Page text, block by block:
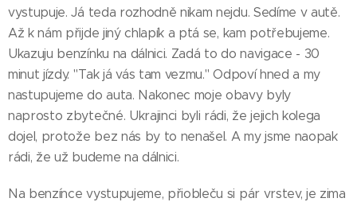
vystupuje. Já teda rozhodně nikam nejdu. Sedíme v autě.
Až k nám přijde jiný chlapík a ptá se, kam potřebujeme.
Ukazuju benzínku na dálnici. Zadá to do navigace - 30
minut jízdy. "Tak já vás tam vezmu." Odpoví hned a my
nastupujeme do auta. Nakonec moje obavy byly
naprosto zbytečné. Ukrajinci byli rádi, že jejich kolega
dojel, protože bez nás by to nenašel. A my jsme naopak
rádi, že už budeme na dálnici.
Na benzínce vystupujeme, přiobleču si pár vrstev, je zima